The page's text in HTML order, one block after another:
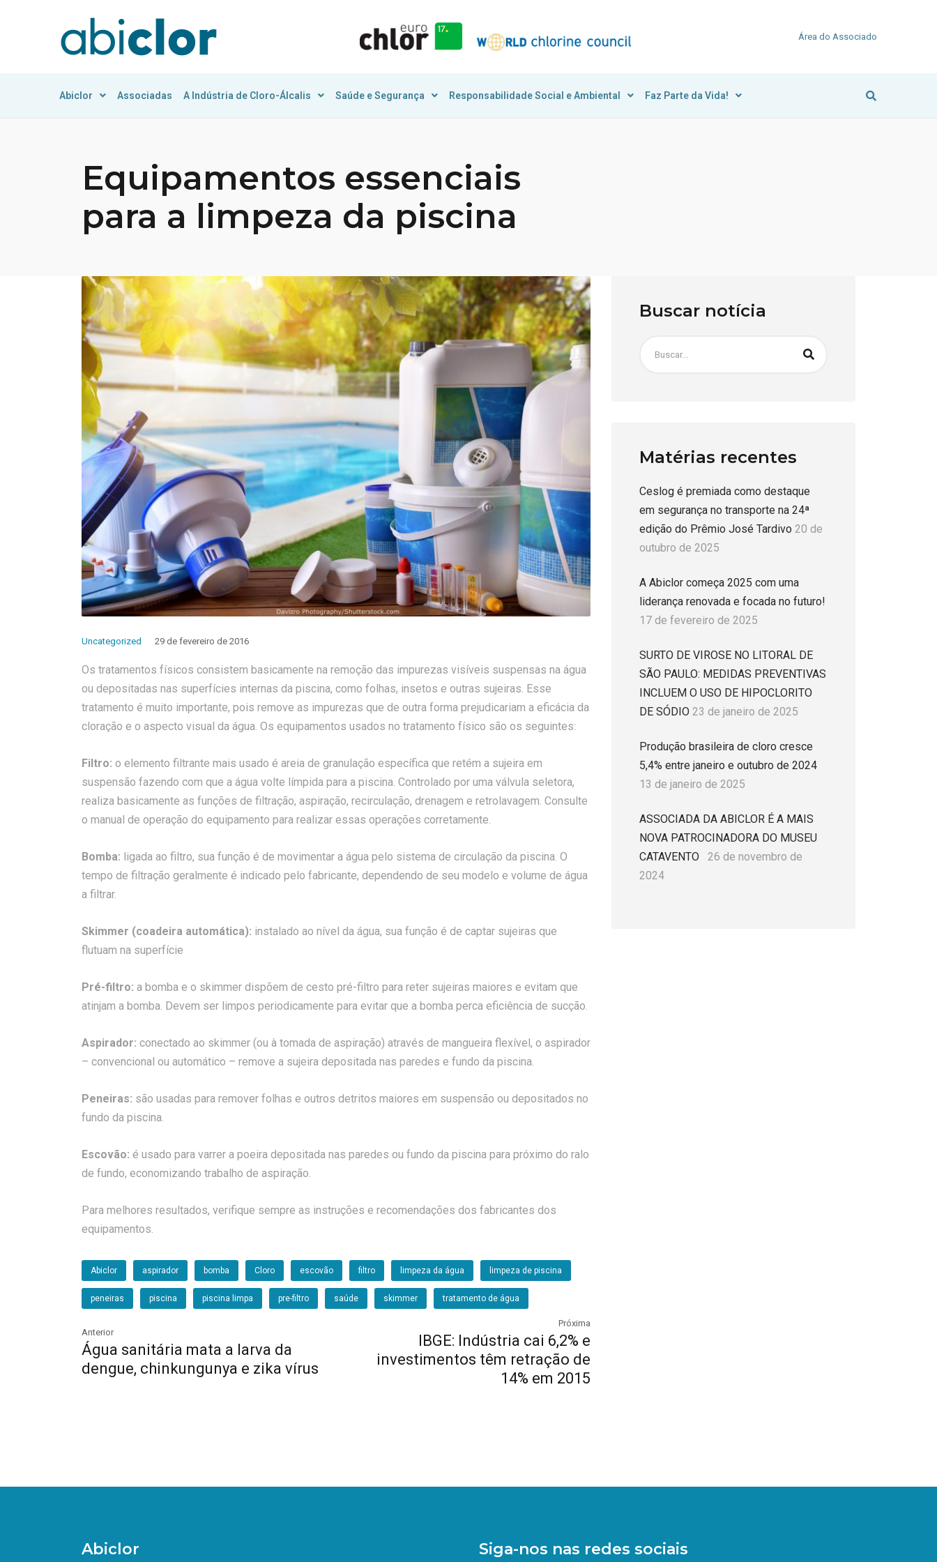
Área do Associado
Abiclor Associadas A Indústria de Cloro-Álcalis Saúde e Segurança Responsabilidade Social e Ambiental Faz Parte da Vida!
Equipamentos essenciais
para a limpeza da piscina
Uncategorized 29 de fevereiro de 2016
Os tratamentos físicos consistem basicamente na remoção das impurezas visíveis suspensas na água
ou depositadas nas superfícies internas da piscina, como folhas, insetos e outras sujeiras. Esse
tratamento é muito importante, pois remove as impurezas que de outra forma prejudicariam a eficácia da
cloração e o aspecto visual da água. Os equipamentos usados no tratamento físico são os seguintes:
Filtro: o elemento filtrante mais usado é areia de granulação específica que retém a sujeira em
suspensão fazendo com que a água volte límpida para a piscina. Controlado por uma válvula seletora,
realiza basicamente as funções de filtração, aspiração, recirculação, drenagem e retrolavagem. Consulte
o manual de operação do equipamento para realizar essas operações corretamente.
Bomba: ligada ao filtro, sua função é de movimentar a água pelo sistema de circulação da piscina. O
tempo de filtração geralmente é indicado pelo fabricante, dependendo de seu modelo e volume de água
a filtrar.
Skimmer (coadeira automática): instalado ao nível da água, sua função é de captar sujeiras que
flutuam na superfície
Pré-filtro: a bomba e o skimmer dispõem de cesto pré-filtro para reter sujeiras maiores e evitam que
atinjam a bomba. Devem ser limpos periodicamente para evitar que a bomba perca eficiência de sucção.
Aspirador: conectado ao skimmer (ou à tomada de aspiração) através de mangueira flexível, o aspirador
– convencional ou automático – remove a sujeira depositada nas paredes e fundo da piscina.
Peneiras: são usadas para remover folhas e outros detritos maiores em suspensão ou depositados no
fundo da piscina.
Escovão: é usado para varrer a poeira depositada nas paredes ou fundo da piscina para próximo do ralo
de fundo, economizando trabalho de aspiração.
Para melhores resultados, verifique sempre as instruções e recomendações dos fabricantes dos
equipamentos.
Abiclor aspirador bomba Cloro escovão filtro limpeza da água limpeza de piscina
peneiras piscina piscina limpa pre-filtro saúde skimmer tratamento de água
Anterior
Água sanitária mata a larva da
dengue, chinkungunya e zika vírus
Próxima
IBGE: Indústria cai 6,2% e
investimentos têm retração de
14% em 2015
Buscar notícia
Matérias recentes
Ceslog é premiada como destaque
em segurança no transporte na 24ª
edição do Prêmio José Tardivo 20 de
outubro de 2025
A Abiclor começa 2025 com uma
liderança renovada e focada no futuro!
17 de fevereiro de 2025
SURTO DE VIROSE NO LITORAL DE
SÃO PAULO: MEDIDAS PREVENTIVAS
INCLUEM O USO DE HIPOCLORITO
DE SÓDIO 23 de janeiro de 2025
Produção brasileira de cloro cresce
5,4% entre janeiro e outubro de 2024
13 de janeiro de 2025
ASSOCIADA DA ABICLOR É A MAIS
NOVA PATROCINADORA DO MUSEU
CATAVENTO
26 de novembro de
2024
Abiclor Siga-nos nas redes sociais